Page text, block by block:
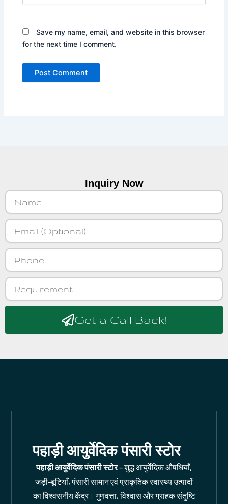
Save my name, email, and website in this browser
for the next time I comment.
Inquiry Now
Name
Email
Phone
Requirement
Get a Call Back!
पहाड़ी आयुर्वेदिक पंसारी स्टोर
पहाड़ी आयुर्वेदिक पंसारी स्टोर– शुद्ध आयुर्वेदिक औषधियाँ,
जड़ी-बूटियाँ, पंसारी सामान एवं प्राकृतिक स्वास्थ्य उत्पादों
का विश्वसनीय केंद्र। गुणवत्ता, विश्वास और ग्राहक संतुष्टि